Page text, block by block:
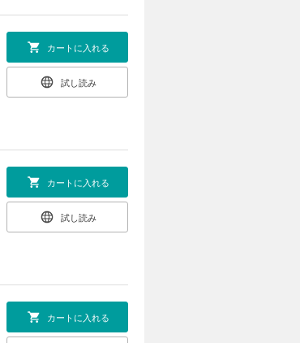
カートに入れる
試し読み
カートに入れる
試し読み
カートに入れる